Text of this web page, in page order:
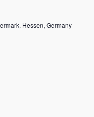
Hessen, Germany